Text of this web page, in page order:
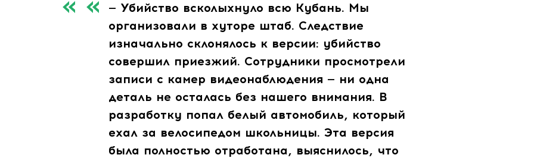
— Убийство всколыхнуло всю Кубань. Мы
организовали в хуторе штаб. Следствие
изначально склонялось к версии: убийство
совершил приезжий. Сотрудники просмотрели
записи с камер видеонаблюдения — ни одна
деталь не осталась без нашего внимания. В
разработку попал белый автомобиль, который
ехал за велосипедом школьницы. Эта версия
была полностью отработана, выяснилось, что